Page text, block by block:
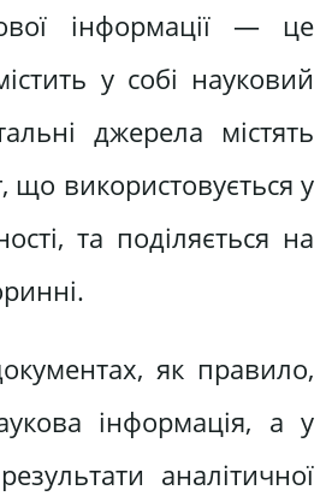
інформації — це
у собі науковий
джерела містять
що використовується у
та поділяється на
як правило,
інформація, а у
аналітичної